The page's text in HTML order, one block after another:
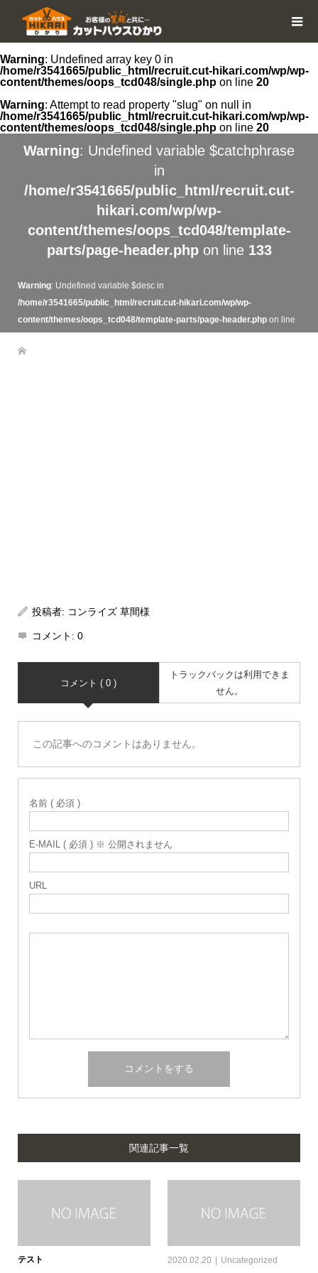
Warning: Undefined array key 0 in
/home/r3541665/public_html/recruit.cut-hikari.com/wp/wp-
content/themes/oops_tcd048/single.php on line 20
Warning: Attempt to read property "slug" on null in
/home/r3541665/public_html/recruit.cut-hikari.com/wp/wp-
content/themes/oops_tcd048/single.php on line 20
Warning: Undefined variable $catchphrase
in
/home/r3541665/public_html/recruit.cut-
hikari.com/wp/wp-
content/themes/oops_tcd048/template-
parts/page-header.phpon line 133
Warning: Undefined variable $desc in
/home/r3541665/public_html/recruit.cut-hikari.com/wp/wp-
content/themes/oops_tcd048/template-parts/page-header.phpon line
投稿者: コンライズ 草間様
コメント: 0
コメント ( 0 )
トラックバックは利用できま
せん。
この記事へのコメントはありません。
名前 ( 必須 )
E-MAIL ( 必須 ) ※ 公開されません
URL
関連記事一覧
テスト
2020.02.20 Uncategorized